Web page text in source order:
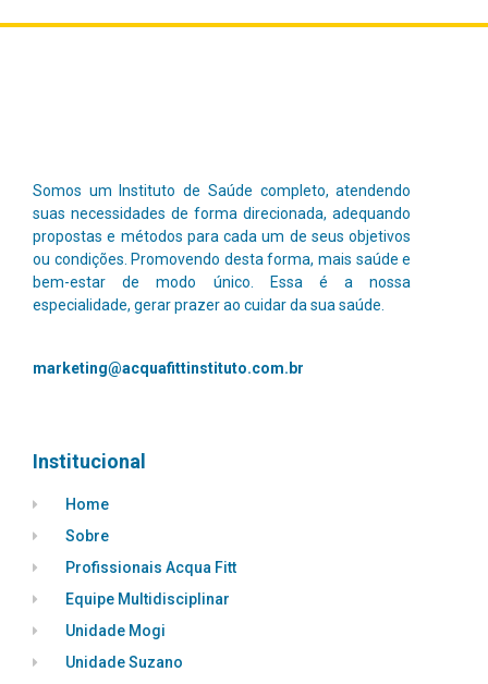
Somos um Instituto de Saúde completo, atendendo
suas necessidades de forma direcionada, adequando
propostas e métodos para cada um de seus objetivos
ou condições. Promovendo desta forma, mais saúde e
bem-estar de modo único.
Essa é a nossa
especialidade, gerar prazer ao cuidar da sua saúde.
marketing@acquafittinstituto.com.br
Institucional
Home
Sobre
Profissionais Acqua Fitt
Equipe Multidisciplinar
Unidade Mogi
Unidade Suzano